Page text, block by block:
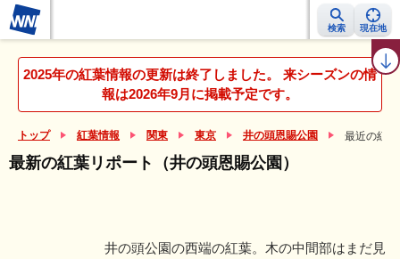
検索 現在地
紅葉レーダー 紅葉ニュース 京都 見頃カレンダー 名所ランキング
2025年の紅葉情報の更新は終了しました。 来シーズンの情
報は2026年9月に掲載予定です。
トップ 紅葉情報 関東 東京 井の頭恩賜公園 最近の紅
最新の紅葉リポート（井の頭恩賜公園）
井の頭公園の西端の紅葉。木の中間部はまだ見